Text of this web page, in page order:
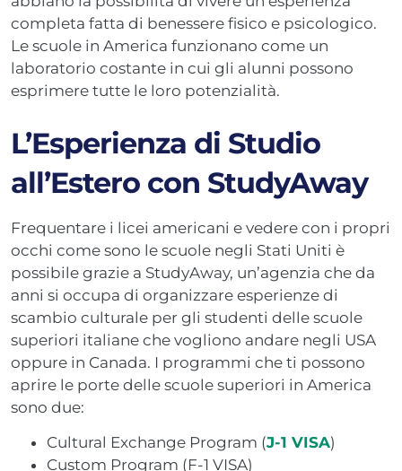
completa fatta di benessere fisico e psicologico.
Le scuole in America funzionano come un
laboratorio costante in cui gli alunni possono
esprimere tutte le loro potenzialità.
L’Esperienza di Studio
all’Estero con StudyAway
Frequentare i licei americani e vedere con i propri
occhi come sono le scuole negli Stati Uniti è
possibile grazie a StudyAway, un’agenzia che da
anni si occupa di organizzare esperienze di
scambio culturale per gli studenti delle scuole
superiori italiane che vogliono andare negli USA
oppure in Canada. I programmi che ti possono
aprire le porte delle scuole superiori in America
sono due:
Cultural Exchange Program (J-1 VISA)
Custom Program (F-1 VISA)